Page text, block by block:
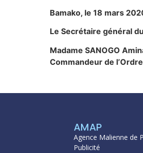
Bamako, le 18 mars
Le Secrétaire général
Madame SANOGO
Commandeur de
AMAP
Agence Malienne de
Publicité